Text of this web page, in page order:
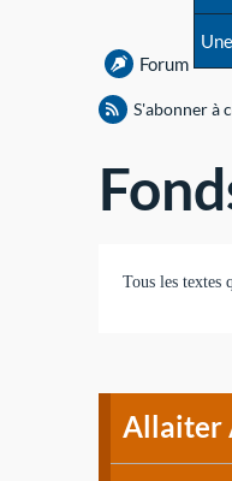
Forum
S'abonner à
Tous les textes
Allaiter